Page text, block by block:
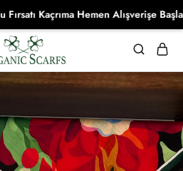
Kaçrıma Hemen Alışverişe Başla!